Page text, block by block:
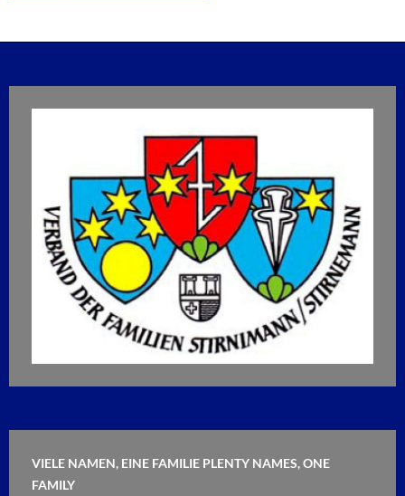
VIELE NAMEN, EINE FAMILIE PLENTY NAMES, ONE
FAMILY